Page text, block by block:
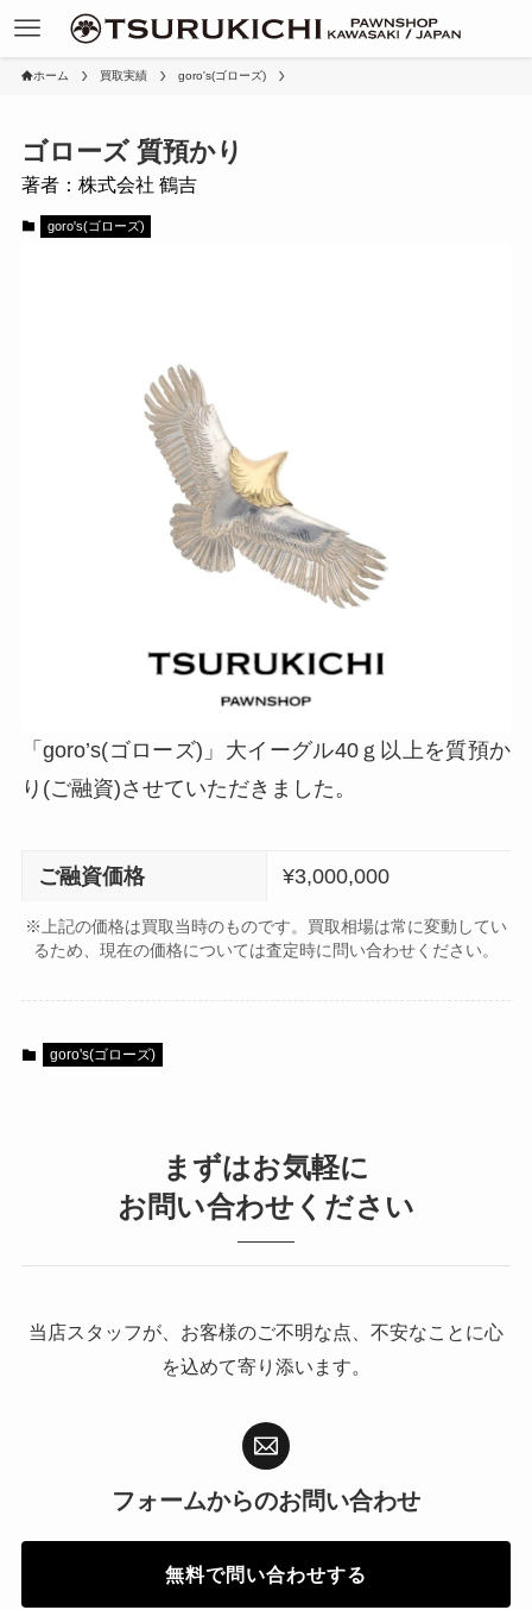
ホーム 買取実績 goro's(ゴローズ)
ゴローズ 質預かり
著者：株式会社 鶴吉
goro's(ゴローズ)
「goro’s(ゴローズ)」大イーグル40ｇ以上を質預か
り(ご融資)させていただきました。
ご融資価格 ¥3,000,000
※上記の価格は買取当時のものです。買取相場は常に変動してい
るため、現在の価格については査定時に問い合わせください。
goro's(ゴローズ)
まずはお気軽に
お問い合わせください
当店スタッフが、お客様のご不明な点、不安なことに心
を込めて寄り添います。
フォームからのお問い合わせ
無料で問い合わせする